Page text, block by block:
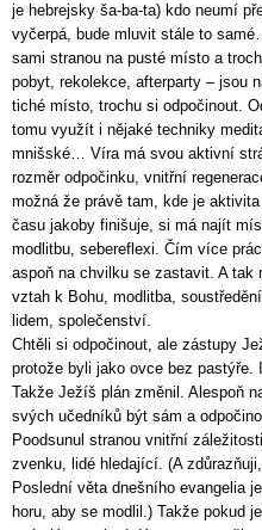
je hebrejsky ša-ba-ta) kdo neumí
vyčerpá, bude mluvit stále to
sami stranou na pusté místo a
pobyt, rekolekce, afterparty – jsou
tiché místo, trochu si odpočinout.
tomu využít i nějaké techniky
mnišské… Víra má svou aktivní
rozměr odpočinku, vnitřní
možná že právě tam, kde je
času jakoby finišuje, si má najít
modlitbu, sebereflexi. Čím více
aspoň na chvilku se zastavit. A tak
vztah k Bohu, modlitba,
lidem, společenství.
Chtěli si odpočinout, ale zástupy
protože byli jako ovce bez
Takže Ježíš plán změnil. Alespoň
svých učedníků být sám a
Poodsunul stranou vnitřní
zvenku, lidé hledající. (A
Poslední věta dnešního evangelia
horu, aby se modlil.) Takže pokud